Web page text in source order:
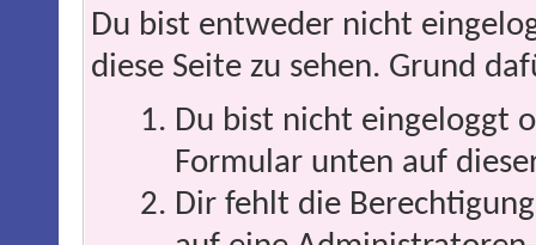
Du bist entweder nicht
diese Seite zu sehen. Grund
Du bist nicht eingeloggt
Formular unten auf
Dir fehlt die